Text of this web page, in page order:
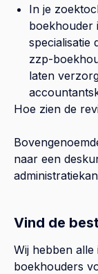
In je
boekhouder
specialisatie
zzp-
laten
Hoe zien de
naar een
Vind de
Wij hebben
boekhouders